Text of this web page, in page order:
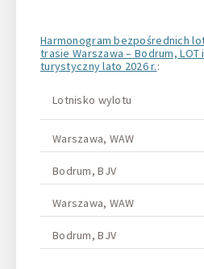
Harmonogram bezpośrednich
trasie Warszawa – Bodrum, LOT
turystyczny lato 2026 r.:
Lotnisko wylotu
Warszawa, WAW
Bodrum, BJV
Warszawa, WAW
Bodrum, BJV